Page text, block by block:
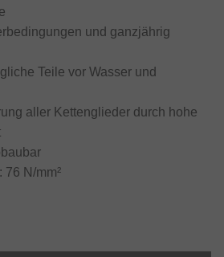
und ganzjährig
Teile vor Wasser und
aller Kettenglieder durch hohe
76 N/mm²